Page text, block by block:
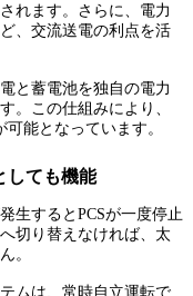
れます。さらに、電力
、交流送電の利点を活
と蓄電池を独自の電力
。この仕組みにより、
能となっています。
しても機能
生するとPCSが一度停止
切り替えなければ、太
。
ムは、常時自立運転で